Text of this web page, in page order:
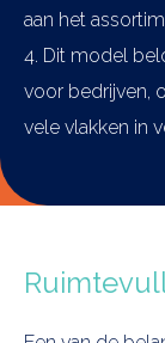
aan het
4. Dit model
voor bedrijven,
vele vlakken in